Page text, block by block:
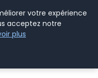
votre expérience
acceptez notre
plus